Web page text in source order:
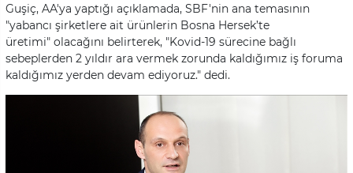
Guşiç, AA'ya yaptığı açıklamada, SBF'nin ana temasının
"yabancı şirketlere ait ürünlerin Bosna Hersek’te
üretimi" olacağını belirterek, "Kovid-19 sürecine bağlı
sebeplerden 2 yıldır ara vermek zorunda kaldığımız iş foruma
kaldığımız yerden devam ediyoruz." dedi.